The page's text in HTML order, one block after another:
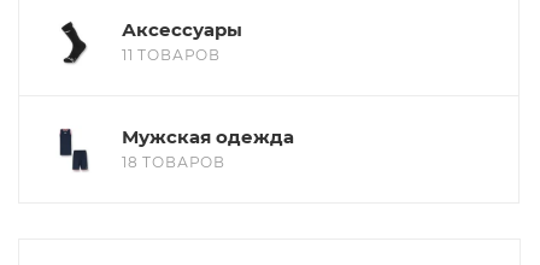
Аксессуары
11 ТОВАРОВ
Мужская одежда
18 ТОВАРОВ